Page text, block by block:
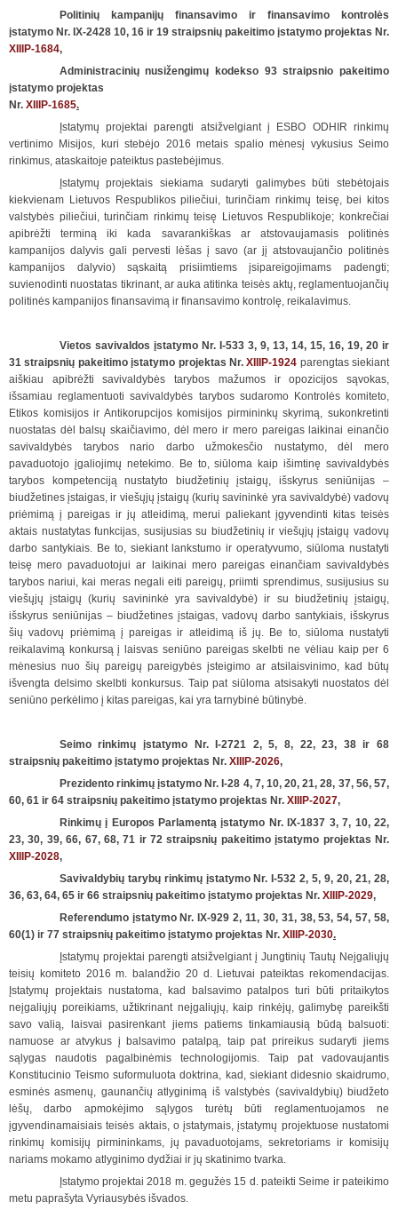
Politinių kampanijų finansavimo ir finansavimo kontrolės
įstatymo Nr. IX-2428 10, 16 ir 19 straipsnių pakeitimo įstatymo projektas Nr.
XIIIP-1684,
Administracinių nusižengimų kodekso 93 straipsnio pakeitimo
įstatymo projektas
Nr. XIIIP-1685.
Įstatymų projektai parengti atsižvelgiant į ESBO ODHIR rinkimų
vertinimo Misijos, kuri stebėjo 2016 metais spalio mėnesį vykusius Seimo
rinkimus, ataskaitoje pateiktus pastebėjimus.
Įstatymų projektais siekiama sudaryti galimybes būti stebėtojais
kiekvienam Lietuvos Respublikos piliečiui, turinčiam rinkimų teisę, bei kitos
valstybės piliečiui, turinčiam rinkimų teisę Lietuvos Respublikoje; konkrečiai
apibrėžti terminą iki kada savarankiškas ar atstovaujamasis politinės
kampanijos dalyvis gali pervesti lėšas į savo (ar jį atstovaujančio politinės
kampanijos dalyvio) sąskaitą prisiimtiems įsipareigojimams padengti;
suvienodinti nuostatas tikrinant, ar auka atitinka teisės aktų, reglamentuojančių
politinės kampanijos finansavimą ir finansavimo kontrolę, reikalavimus.
Vietos savivaldos įstatymo Nr. I-533 3, 9, 13, 14, 15, 16, 19, 20 ir
31 straipsnių pakeitimo įstatymo projektas Nr.XIIIP-1924 parengtas siekiant
aiškiau apibrėžti savivaldybės tarybos mažumos ir opozicijos sąvokas,
išsamiau reglamentuoti savivaldybės tarybos sudaromo Kontrolės komiteto,
Etikos komisijos ir Antikorupcijos komisijos pirmininkų skyrimą, sukonkretinti
nuostatas dėl balsų skaičiavimo, dėl mero ir mero pareigas laikinai einančio
savivaldybės tarybos nario darbo užmokesčio nustatymo, dėl mero
pavaduotojo įgaliojimų netekimo. Be to, siūloma kaip išimtinę savivaldybės
tarybos kompetenciją nustatyto biudžetinių įstaigų, išskyrus seniūnijas –
biudžetines įstaigas, ir viešųjų įstaigų (kurių savininkė yra savivaldybė) vadovų
priėmimą į pareigas ir jų atleidimą, merui paliekant įgyvendinti kitas teisės
aktais nustatytas funkcijas, susijusias su biudžetinių ir viešųjų įstaigų vadovų
darbo santykiais. Be to, siekiant lankstumo ir operatyvumo, siūloma nustatyti
teisę mero pavaduotojui ar laikinai mero pareigas einančiam savivaldybės
tarybos nariui, kai meras negali eiti pareigų, priimti sprendimus, susijusius su
viešųjų įstaigų (kurių savininkė yra savivaldybė) ir su biudžetinių įstaigų,
išskyrus seniūnijas – biudžetines įstaigas, vadovų darbo santykiais, išskyrus
šių vadovų priėmimą į pareigas ir atleidimą iš jų. Be to, siūloma nustatyti
reikalavimą konkursą į laisvas seniūno pareigas skelbti ne vėliau kaip per 6
mėnesius nuo šių pareigų pareigybės įsteigimo ar atsilaisvinimo, kad būtų
išvengta delsimo skelbti konkursus. Taip pat siūloma atsisakyti nuostatos dėl
seniūno perkėlimo į kitas pareigas, kai yra tarnybinė būtinybė.
Seimo rinkimų įstatymo Nr. I-2721 2, 5, 8, 22, 23, 38 ir 68
straipsnių pakeitimo įstatymo projektas Nr. XIIIP-2026,
Prezidento rinkimų įstatymo Nr. I-28 4, 7, 10, 20, 21, 28, 37, 56, 57,
60, 61 ir 64 straipsnių pakeitimo įstatymo projektas Nr. XIIIP-2027,
Rinkimų į Europos Parlamentą įstatymo Nr. IX-1837 3, 7, 10, 22,
23, 30, 39, 66, 67, 68, 71 ir 72 straipsnių pakeitimo įstatymo projektas Nr.
XIIIP-2028,
Savivaldybių tarybų rinkimų įstatymo Nr. I-532 2, 5, 9, 20, 21, 28,
36, 63, 64, 65 ir 66 straipsnių pakeitimo įstatymo projektas Nr. XIIIP-2029,
Referendumo įstatymo Nr. IX-929 2, 11, 30, 31, 38, 53, 54, 57, 58,
60(1) ir 77 straipsnių pakeitimo įstatymo projektas Nr. XIIIP-2030.
Įstatymų projektai parengti atsižvelgiant į Jungtinių Tautų Neįgaliųjų
teisių komiteto 2016 m. balandžio 20 d. Lietuvai pateiktas rekomendacijas.
Įstatymų projektais nustatoma, kad balsavimo patalpos turi būti pritaikytos
neįgaliųjų poreikiams, užtikrinant neįgaliųjų, kaip rinkėjų, galimybę pareikšti
savo valią, laisvai pasirenkant jiems patiems tinkamiausią būdą balsuoti:
namuose ar atvykus į balsavimo patalpą, taip pat prireikus sudaryti jiems
sąlygas naudotis pagalbinėmis technologijomis. Taip pat vadovaujantis
Konstitucinio Teismo suformuluota doktrina, kad, siekiant didesnio skaidrumo,
esminės asmenų, gaunančių atlyginimą iš valstybės (savivaldybių) biudžeto
lėšų, darbo apmokėjimo sąlygos turėtų būti reglamentuojamos ne
įgyvendinamaisiais teisės aktais, o įstatymais, įstatymų projektuose nustatomi
rinkimų komisijų pirmininkams, jų pavaduotojams, sekretoriams ir komisijų
nariams mokamo atlyginimo dydžiai ir jų skatinimo tvarka.
Įstatymo projektai 2018 m. gegužės 15 d. pateikti Seime ir pateikimo
metu paprašyta Vyriausybės išvados.